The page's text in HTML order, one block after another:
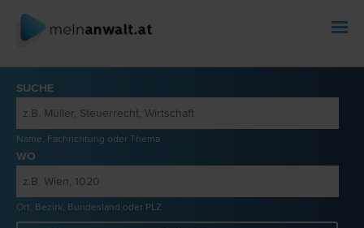
SUCHE
Name, Fachrichtung oder Thema
WO
Ort, Bezirk, Bundesland oder PLZ